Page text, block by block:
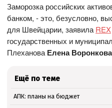
Заморозка российских
банком, - это, безусловно,
для Швейцарии, заявилаREX
государственных и
ПлехановаЕлена Воронкова
Ещё по теме
АПК: планы на бюджет